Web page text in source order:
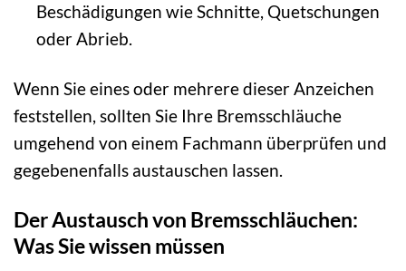
Beschädigungen wie Schnitte, Quetschungen
oder Abrieb.
Wenn Sie eines oder mehrere dieser Anzeichen
feststellen, sollten Sie Ihre Bremsschläuche
umgehend von einem Fachmann überprüfen und
gegebenenfalls austauschen lassen.
Der Austausch von Bremsschläuchen:
Was Sie wissen müssen